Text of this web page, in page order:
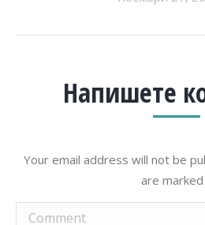
Напишете
Your email address will not be
are marked
Comment